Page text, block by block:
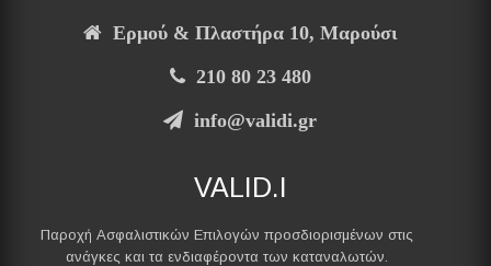
Ερμού & Πλαστήρα 10, Μαρούσι
210 80 23 480
info@validi.gr
VALID.I
Παροχή Ασφαλιστικών Επιλογών προσδιορισμένων στις
ανάγκες και τα ενδιαφέροντα των καταναλωτών.